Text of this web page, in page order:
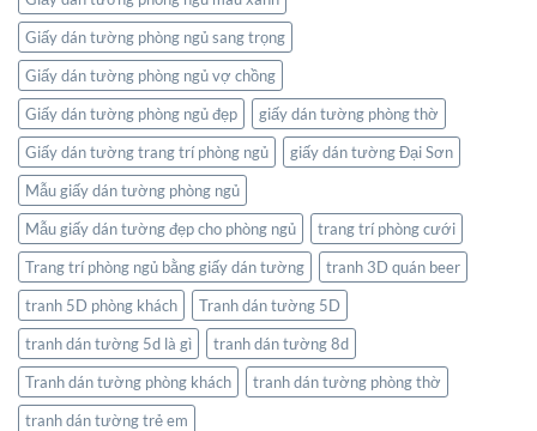
Giấy dán tường phòng ngủ sang trọng
Giấy dán tường phòng ngủ vợ chồng
Giấy dán tường phòng ngủ đẹp
giấy dán tường phòng thờ
Giấy dán tường trang trí phòng ngủ
giấy dán tường Đại Sơn
Mẫu giấy dán tường phòng ngủ
Mẫu giấy dán tường đẹp cho phòng ngủ
trang trí phòng cưới
Trang trí phòng ngủ bằng giấy dán tường
tranh 3D quán beer
tranh 5D phòng khách
Tranh dán tường 5D
tranh dán tường 5d là gì
tranh dán tường 8d
Tranh dán tường phòng khách
tranh dán tường phòng thờ
tranh dán tường trẻ em